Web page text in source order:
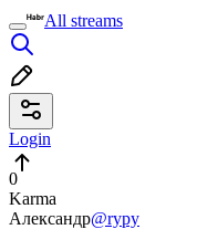
All streams
Login
0
Karma
Александр@rypy